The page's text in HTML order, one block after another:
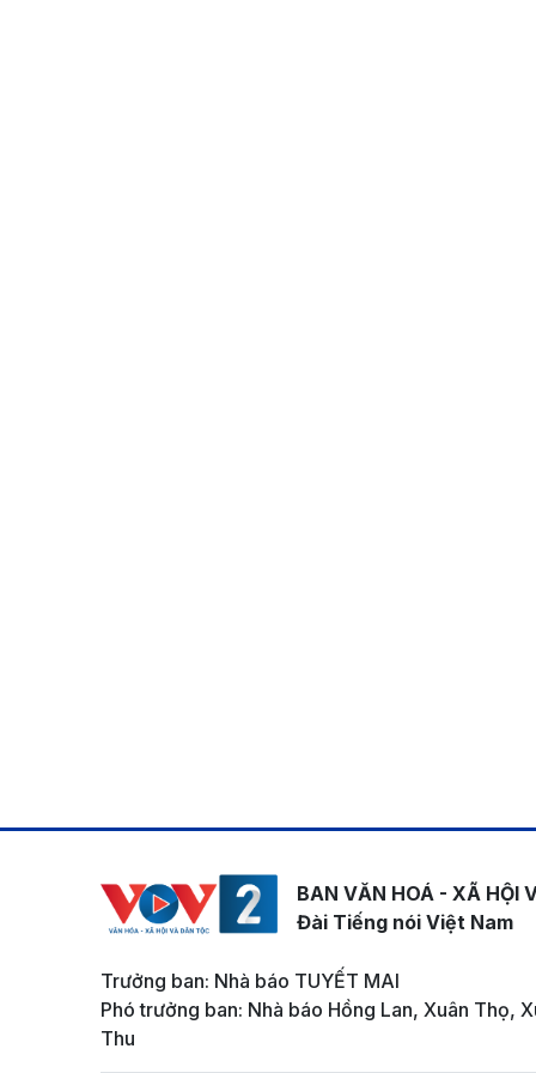
BAN VĂN HOÁ - XÃ HỘI
Đài Tiếng nói Việt Nam
Trưởng ban: Nhà báo TUYẾT MAI
Phó trưởng ban: Nhà báo Hồng Lan, Xuân Thọ,
Thu